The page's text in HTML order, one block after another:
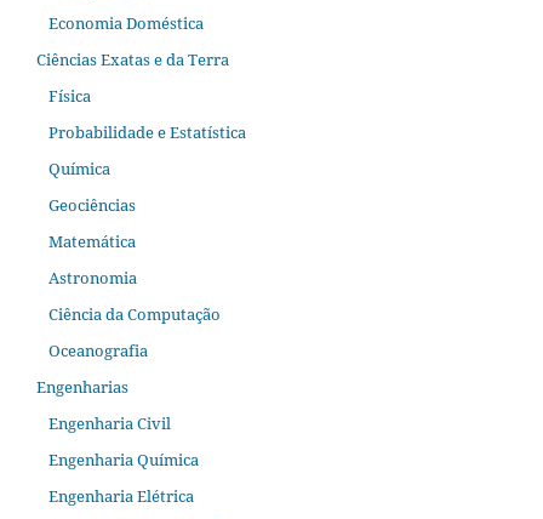
Economia Doméstica
Ciências Exatas e da Terra
Física
Probabilidade e Estatística
Química
Geociências
Matemática
Astronomia
Ciência da Computação
Oceanografia
Engenharias
Engenharia Civil
Engenharia Química
Engenharia Elétrica